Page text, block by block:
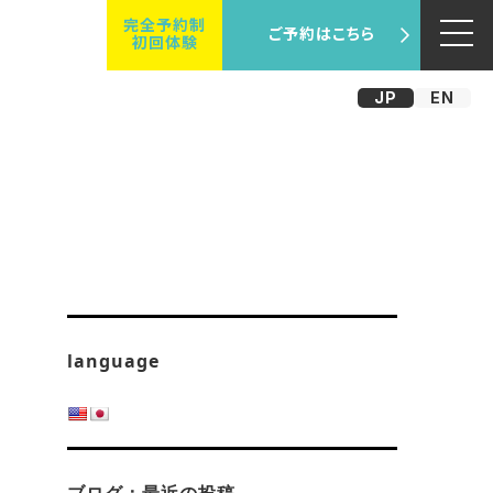
完全予約制
初回体験
ご予約はこちら
JP EN
language